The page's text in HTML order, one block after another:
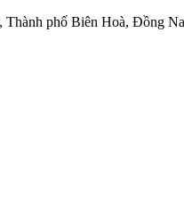
phố Biên Hoà, Đồng